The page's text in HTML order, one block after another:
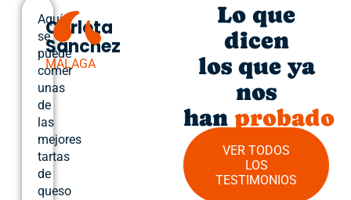
Aquí
se
puede
comer
unas
de
las
mejores
tartas
de
queso
Carlota
Sánchez
MÁLAGA
Lo que
dicen
los que ya
nos
han probado
VER TODOS
LOS
TESTIMONIOS